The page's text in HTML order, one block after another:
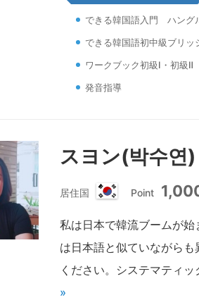
できる韓国語入門 ハング
できる韓国語初中級ブリッ
ワークブック初級Ⅰ・初級Ⅱ
発音指導
スヨン(박수연
居住国
国
Point
私は日本で韓流ブームが
は日本語と似ていながら
ください。システマティ
»